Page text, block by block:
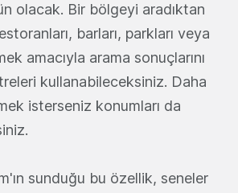
olacak. Bir bölgeyi aradıktan
barları, parkları veya
amacıyla arama sonuçlarını
kullanabileceksiniz. Daha
isterseniz konumları da
sunduğu bu özellik, seneler